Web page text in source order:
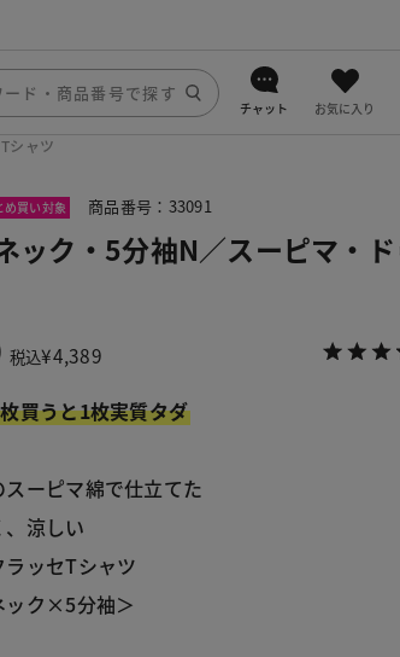
チャット お気に入り
シャツ
め買い対象 商品番号：33091
ック・5分袖N／スーピマ・
税込¥4,389
買うと1枚実質タダ
ーピマ綿で仕立てた
涼しい
ッセTシャツ
ック×5分袖＞